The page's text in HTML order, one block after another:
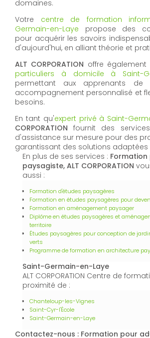
ALT CORPORATIONest votre
centre
formation certifiée à Saint-
des programmes reconnus pour
compétences
Votrecentre de formation
Germain-en-Layepropose des
pour acquérir les savoirs
d'aujourd'hui, en alliant théorie et
ALT CORPORATION
offre également
permettant aux apprenants de
accompagnement personnalisé et
besoins.
En tant qu'
CORPORATIONfournit des
d'assistance sur mesure pour des
garantissant des solutions adaptées
En plus de ses services :
paysagiste, ALT CORPORATION
aussi :
Formation d'études paysagères
Formation en études paysagères pour
Formation en aménagement paysager
Diplôme en études paysagères et
territoire